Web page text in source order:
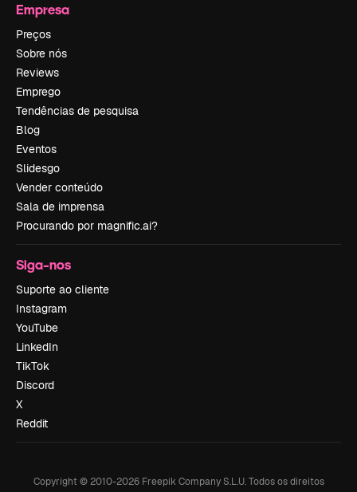
Empresa
Preços
Sobre nós
Reviews
Emprego
Tendências de pesquisa
Blog
Eventos
Slidesgo
Vender conteúdo
Sala de imprensa
Procurando por magnific.ai?
Siga-nos
Suporte ao cliente
Instagram
YouTube
LinkedIn
TikTok
Discord
X
Reddit
Copyright © 2010-2026Freepik Company S.L.U. Todos os direitos